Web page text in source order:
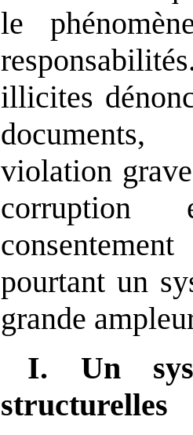
le
illicites
violation
pourtant un
grande
I.
Un
structurelles